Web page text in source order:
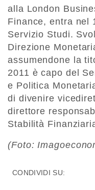
alla London
Finance, entra nel
Servizio Studi.
Direzione
assumendone la
2011 è capo del
e Politica
di divenire
direttore
Stabilità
(Foto:
CONDIVIDI SU: